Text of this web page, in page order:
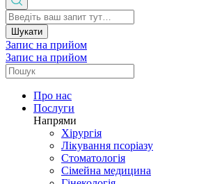
Шукати
Запис на прийом
Запис на прийом
Про нас
Послуги
Напрями
Хірургія
Лікування псоріазу
Стоматологія
Сімейна медицина